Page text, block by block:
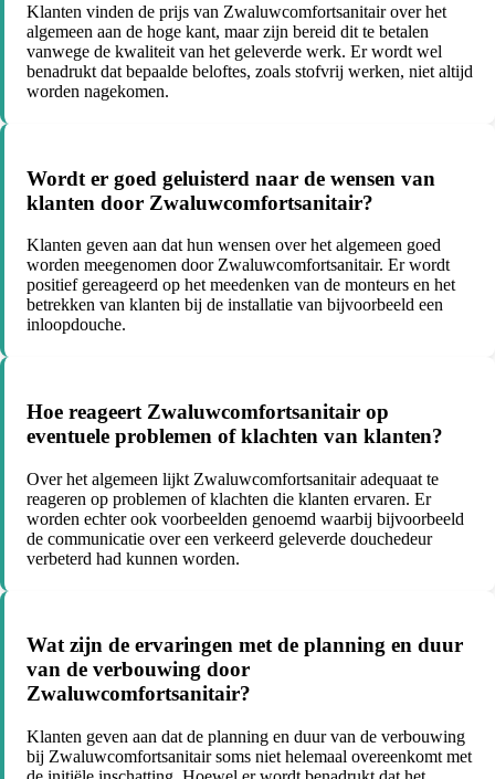
Klanten vinden de prijs van Zwaluwcomfortsanitair over het
algemeen aan de hoge kant, maar zijn bereid dit te betalen
vanwege de kwaliteit van het geleverde werk. Er wordt wel
benadrukt dat bepaalde beloftes, zoals stofvrij werken, niet altijd
worden nagekomen.
Wordt er goed geluisterd naar de wensen van
klanten door Zwaluwcomfortsanitair?
Klanten geven aan dat hun wensen over het algemeen goed
worden meegenomen door Zwaluwcomfortsanitair. Er wordt
positief gereageerd op het meedenken van de monteurs en het
betrekken van klanten bij de installatie van bijvoorbeeld een
inloopdouche.
Hoe reageert Zwaluwcomfortsanitair op
eventuele problemen of klachten van klanten?
Over het algemeen lijkt Zwaluwcomfortsanitair adequaat te
reageren op problemen of klachten die klanten ervaren. Er
worden echter ook voorbeelden genoemd waarbij bijvoorbeeld
de communicatie over een verkeerd geleverde douchedeur
verbeterd had kunnen worden.
Wat zijn de ervaringen met de planning en duur
van de verbouwing door
Zwaluwcomfortsanitair?
Klanten geven aan dat de planning en duur van de verbouwing
bij Zwaluwcomfortsanitair soms niet helemaal overeenkomt met